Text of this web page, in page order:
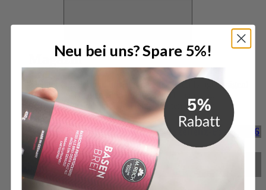
Magazin
Bleibe informiert mit unseren regelmäßigen Blogbeiträgen!
Spannende Themen rund um gesunde Ernährung,
Körperpflege und aktuelle Trends warten auf dich.
M. Reich gewinnt Deutschen Exzellenz-Preis 2026
M. Reich GmbH für herausragende Service-
Qualität ausgezeichnet
Neu bei uns? Spare 5%!